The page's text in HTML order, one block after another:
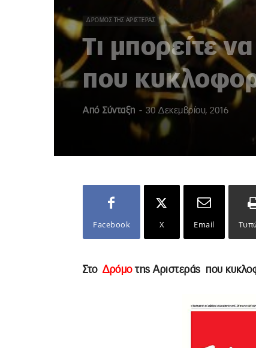
ΔΡΌΜΟΣ ΤΗΣ ΑΡΙΣΤΕΡΆΣ
Τι μπορείτε
που
Από Σύνταξη - 30 Δεκεμβρίου, 2016
Facebook X Email
Στο Δρόμοτης Αριστεράς που